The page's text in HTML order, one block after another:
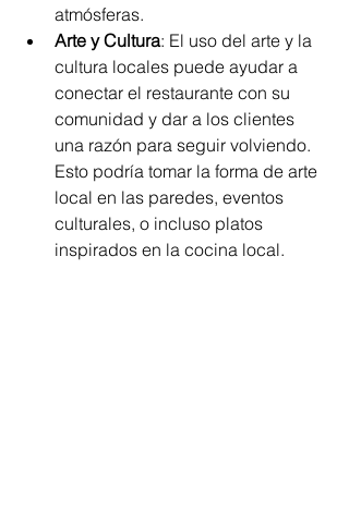
atmósferas.
Arte y Cultura: El uso del arte y la
cultura locales puede ayudar a
conectar el restaurante con su
comunidad y dar a los clientes
una razón para seguir volviendo.
Esto podría tomar la forma de arte
local en las paredes, eventos
culturales, o incluso platos
inspirados en la cocina local.